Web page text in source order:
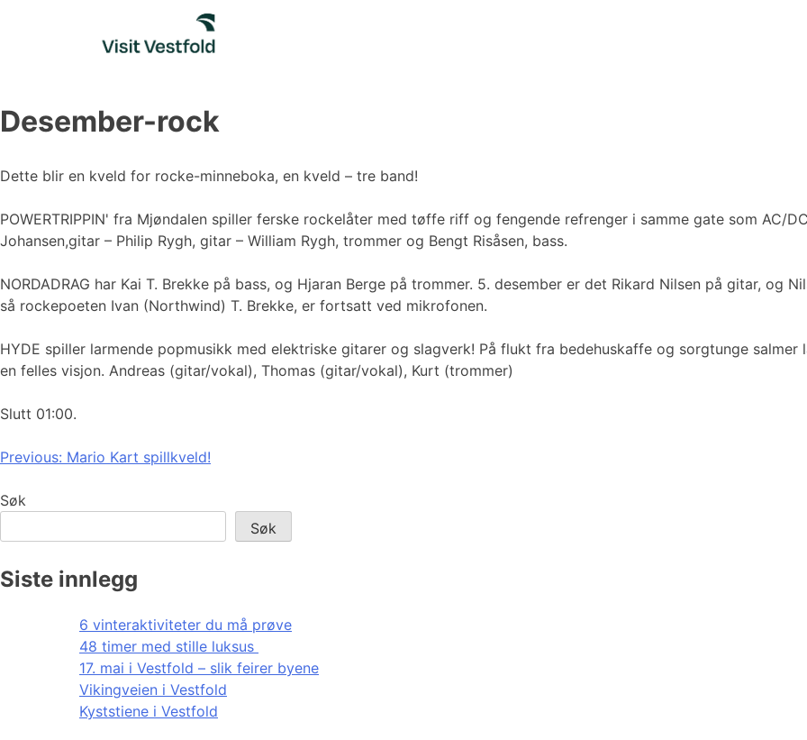
Desember-rock
Dette blir en kveld for rocke-minneboka, en kveld – tre band!
POWERTRIPPIN' fra Mjøndalen spiller ferske rockelåter med tøffe riff og fengende refrenger i samme gate som AC/
Johansen,gitar – Philip Rygh, gitar – William Rygh, trommer og Bengt Risåsen, bass.
NORDADRAG har Kai T. Brekke på bass, og Hjaran Berge på trommer. 5. desember er det Rikard Nilsen på gitar, og
så rockepoeten Ivan (Northwind) T. Brekke, er fortsatt ved mikrofonen.
HYDE spiller larmende popmusikk med elektriske gitarer og slagverk! På flukt fra bedehuskaffe og sorgtunge
en felles visjon. Andreas (gitar/vokal), Thomas (gitar/vokal), Kurt (trommer)
Slutt 01:00.
Innleggsnavigasjon
Previous: Mario Kart spillkveld!
Søk
Søk
Siste innlegg
6 vinteraktiviteter du må prøve
48 timer med stille luksus
17. mai i Vestfold – slik feirer byene
Vikingveien i Vestfold
Kyststiene i Vestfold